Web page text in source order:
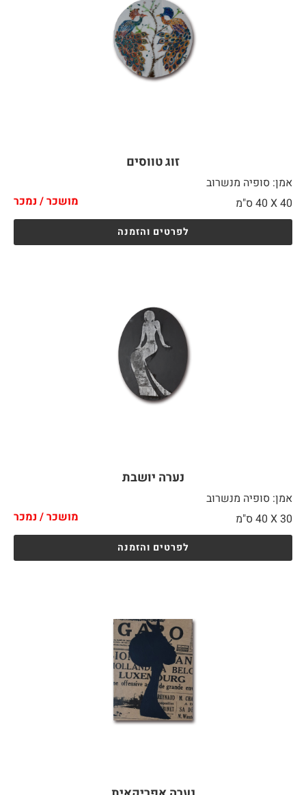
זוג טווסים
אמן: סופיה מנשרוב
40 X
מושכר / נמכר
לפרטים והזמנה
נערה יושבת
אמן: סופיה מנשרוב
30 X
מושכר / נמכר
לפרטים והזמנה